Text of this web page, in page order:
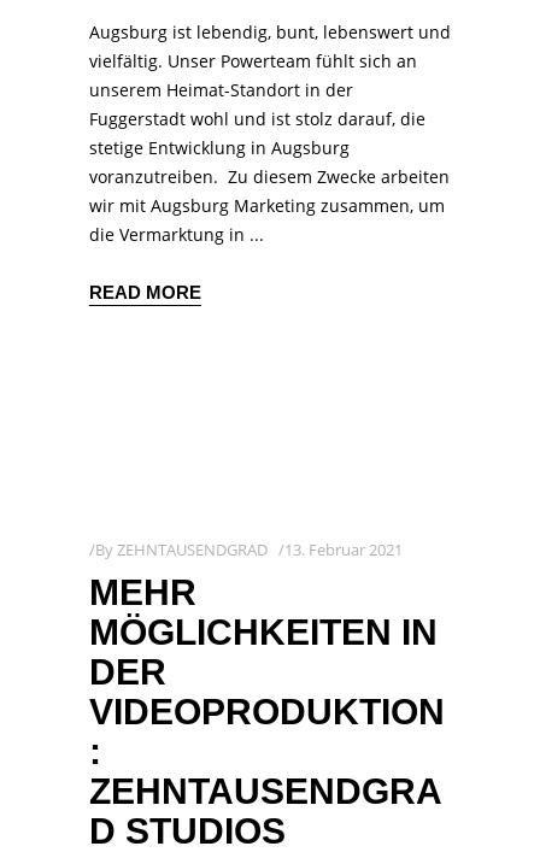
Augsburg ist lebendig, bunt, lebenswert und
vielfältig. Unser Powerteam fühlt sich an
unserem Heimat-Standort in der
Fuggerstadt wohl und ist stolz darauf, die
stetige Entwicklung in Augsburg
voranzutreiben. Zu diesem Zwecke arbeiten
wir mit Augsburg Marketing zusammen, um
die Vermarktung in
READ MORE
ByZEHNTAUSENDGRAD 13. Februar 2021
MEHR
MÖGLICHKEITEN IN
DER
VIDEOPRODUKTION
:
ZEHNTAUSENDGRA
D STUDIOS